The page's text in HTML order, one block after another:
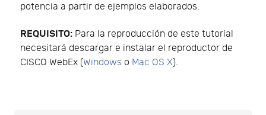
potencia a partir de ejemplos elaborados.
REQUISITO: Para la reproducción de este tutorial
necesitará descargar e instalar el reproductor de
CISCO WebEx (Windows o Mac OS X).